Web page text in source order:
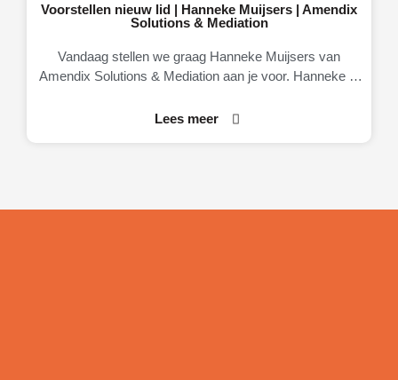
Voorstellen nieuw lid | Hanneke Muijsers | Amendix
Solutions & Mediation
Vandaag stellen we graag Hanneke Muijsers van
Amendix Solutions & Mediation aan je voor. Hanneke is
Lees meer